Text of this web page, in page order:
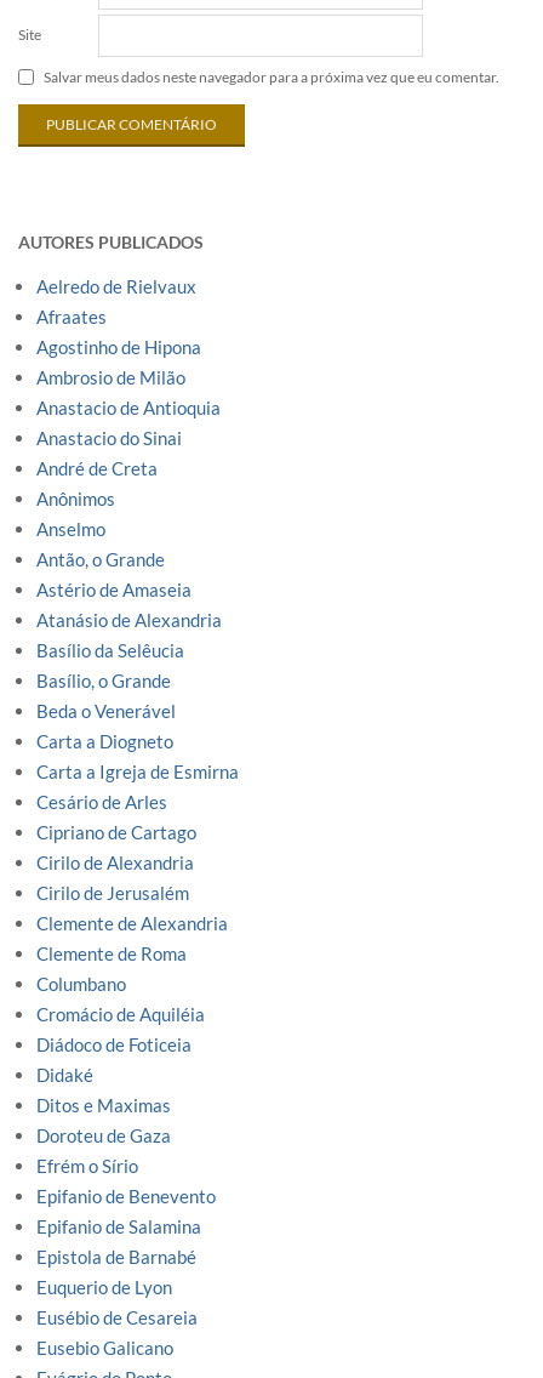
Site
Salvar meus dados neste navegador para a próxima vez que eu comentar.
AUTORES PUBLICADOS
Aelredo de Rielvaux
Afraates
Agostinho de Hipona
Ambrosio de Milão
Anastacio de Antioquia
Anastacio do Sinai
André de Creta
Anônimos
Anselmo
Antão, o Grande
Astério de Amaseia
Atanásio de Alexandria
Basílio da Selêucia
Basílio, o Grande
Beda o Venerável
Carta a Diogneto
Carta a Igreja de Esmirna
Cesário de Arles
Cipriano de Cartago
Cirilo de Alexandria
Cirilo de Jerusalém
Clemente de Alexandria
Clemente de Roma
Columbano
Cromácio de Aquiléia
Diádoco de Foticeia
Didaké
Ditos e Maximas
Doroteu de Gaza
Efrém o Sírio
Epifanio de Benevento
Epifanio de Salamina
Epistola de Barnabé
Euquerio de Lyon
Eusébio de Cesareia
Eusebio Galicano